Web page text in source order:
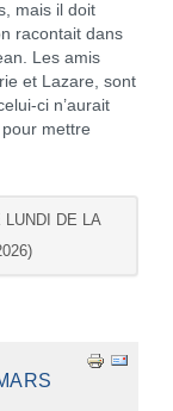
mais il doit
racontait dans
Les amis
et Lazare, sont
ci n’aurait
mettre
LUNDI DE LA